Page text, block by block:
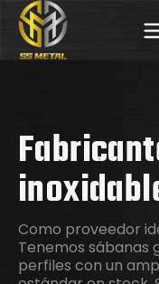
Como proveedor
Tenemos sábanas
perfiles con un